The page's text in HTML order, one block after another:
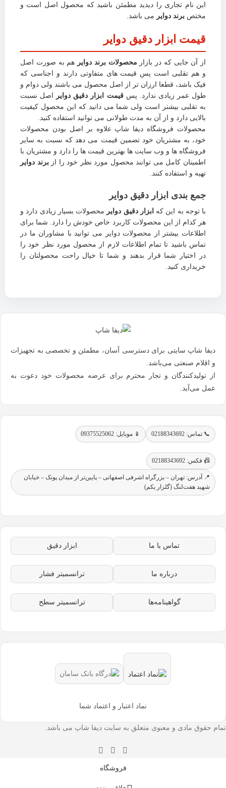
این نام تجاری را دیدید مطمئن باشید که محصول اصل است و
مختص برند دوایر می باشد.
قیمت ابزار دقیق دوایر
از آن جایی که در بازار محصولات برند دوایر هم به صورت اصل
و هم تقلبی است پس قیمت های متفاوتی دارند و اجناسی که
فیک باشد، قطعا ارزان تر از اصل محصول می باشند ولی دوام و
طول عمر زیادی ندارد. پس قیمت ابزار دقیق دوایر
اصل نسبت
به تقلبی بیشتر است ولی شما می دانید که این محصول کیفیت
بالایی دارد و از آن به مدت طولانی می توانید استفاده کنید.
محصولات فروشگاه دیفا شاپ علاوه بر اصل بودن محصولات
خود، به مشتریان خود تضمین قیمت می دهد که نسبت به سایر
فروشگاه ها و وب سایت ها بهترین قیمت ها را دارد و مشتریان با
اطمینان کامل می توانند محصول مورد نظر خود را ازبرند دوایر
تهیه و استفاده کنند.
جمع بندی ابزار دقیق دوایر
با توجه به این که ابزار دقیق دوایر محصولات بسیار زیادی دارد و
هر کدام از این محصولات کاربرد خاص خودش را دارد. شما برای
اطلاعات بیشتر از محصولات دوایر می توانید با مشاوران ما در
تماس باشید تا تمام اطلاعات لازم از محصول مورد نظر خود را
در اختیار شما قرار بدهند و شما تا خیال راحت محصولتان را
خریداری کنید.
دیفا شاپ سایتی برای دسترسی آسان، مطمئن و تخصصی به تجهیزات
و اقلام صنعتی می‌باشد.
از تولیدکنندگان و تجار محترم برای عرضه محصولات خود دعوت به
عمل می‌آید.
📞 تماس: 02188343692 📱 موبایل: 09375525062
📠 فکس: 02188343692
📍 آدرس: تهران – بزرگراه اشرفی اصفهانی – پایین‌تر از میدان پونک – خیابان
شهید هفت‌لنگ (گلزار یکم)
تماس با ما
درباره ما
گواهینامه‌ها
ابزار دقیق
ترانسمیتر فشار
ترانسمیتر سطح
نماد اعتبار و اعتماد شما
تمام حقوق مادی و معنوی متعلق به سایت دیفا شاپ می باشد.
فروشگاه